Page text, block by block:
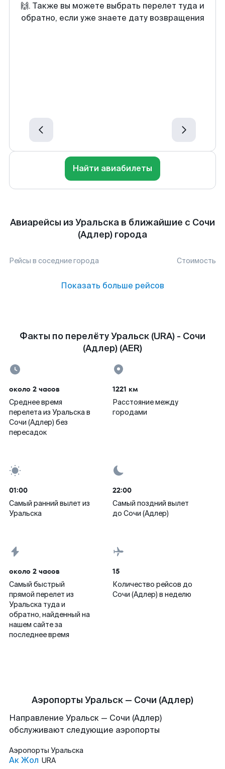
🙌. Также вы можете выбрать перелет туда и
обратно, если уже знаете дату возвращения
Найти авиабилеты
Авиарейсы из Уральска в ближайшие с Сочи
(Адлер) города
Рейсы в соседние города Стоимость
Показать больше рейсов
Факты по перелёту Уральск (URA) - Сочи
(Адлер) (AER)
около 2 часов
Среднее время
перелета из Уральска в
Сочи (Адлер) без
пересадок
1221 км
Расстояние между
городами
01:00
Самый ранний вылет из
Уральска
22:00
Самый поздний вылет
до Сочи (Адлер)
около 2 часов
Самый быстрый
прямой перелет из
Уральска туда и
обратно, найденный на
нашем сайте за
последнее время
15
Количество рейсов до
Сочи (Адлер) в неделю
Аэропорты Уральск — Сочи (Адлер)
Направление Уральск — Сочи (Адлер)
обслуживают следующие аэропорты
Аэропорты Уральска
Ак Жол URA